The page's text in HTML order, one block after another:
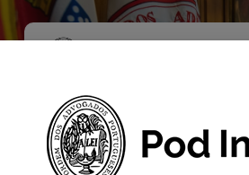
main
Delegações